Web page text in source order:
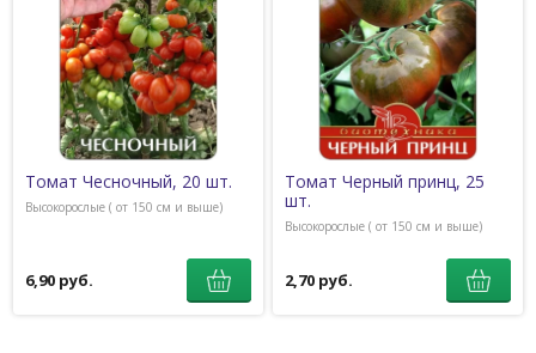
Томат Чесночный, 20 шт.
Высокорослые ( от 150 см и выше)
6,90 руб.
Томат Черный принц, 25
шт.
Высокорослые ( от 150 см и выше)
2,70 руб.